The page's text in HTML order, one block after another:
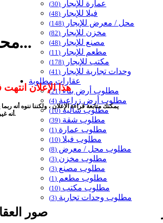
عمارة للإيجار (30)
فيلا للإيجار (48)
محل / معرض للإيجار (148)
مخزن للإيجار (82)
مصنع للإيجار (48)
مطعم للإيجار (11)
مكتب للإيجار (178)
وحدات تجارية للإيجار (41)
عقارات مطلوبة
مطلوب أرض بناء(21)
مطلوب أرض زراعية (4)
مطلوب شاليه(10)
مطلوب شقة (39)
مطلوب عمارة (1)
مطلوب فيلا (10)
مطلوب محل / معرض (8)
مطلوب مخزن (3)
مطلوب مصنع (3)
مطلوب مطعم (1)
مطلوب مكتب (10)
مطلوب وحدات تجارية (3)
محل تجارى للبيع...
هذا الإعلان
يمكنك متابعة قراءة الإعلان ، ولكننا ننوه أنه
أنه غير متاح الآن وهذا فقط تنبيه من الموقع.
صور